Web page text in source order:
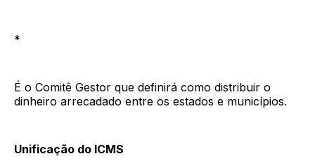
*
É o Comitê Gestor que definirá como distribuir o
dinheiro arrecadado entre os estados e municípios.
Unificação do ICMS